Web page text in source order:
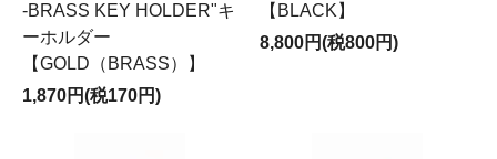
-BRASS KEY HOLDER"キ
ーホルダー
【GOLD（BRASS）】
1,870円(税170円)
【BLACK】
8,800円(税800円)